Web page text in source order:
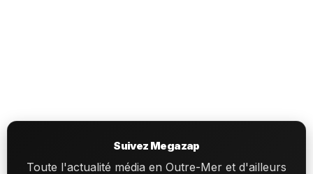
Suivez Megazap
Toute l'actualité média en Outre-Mer et d'ailleurs